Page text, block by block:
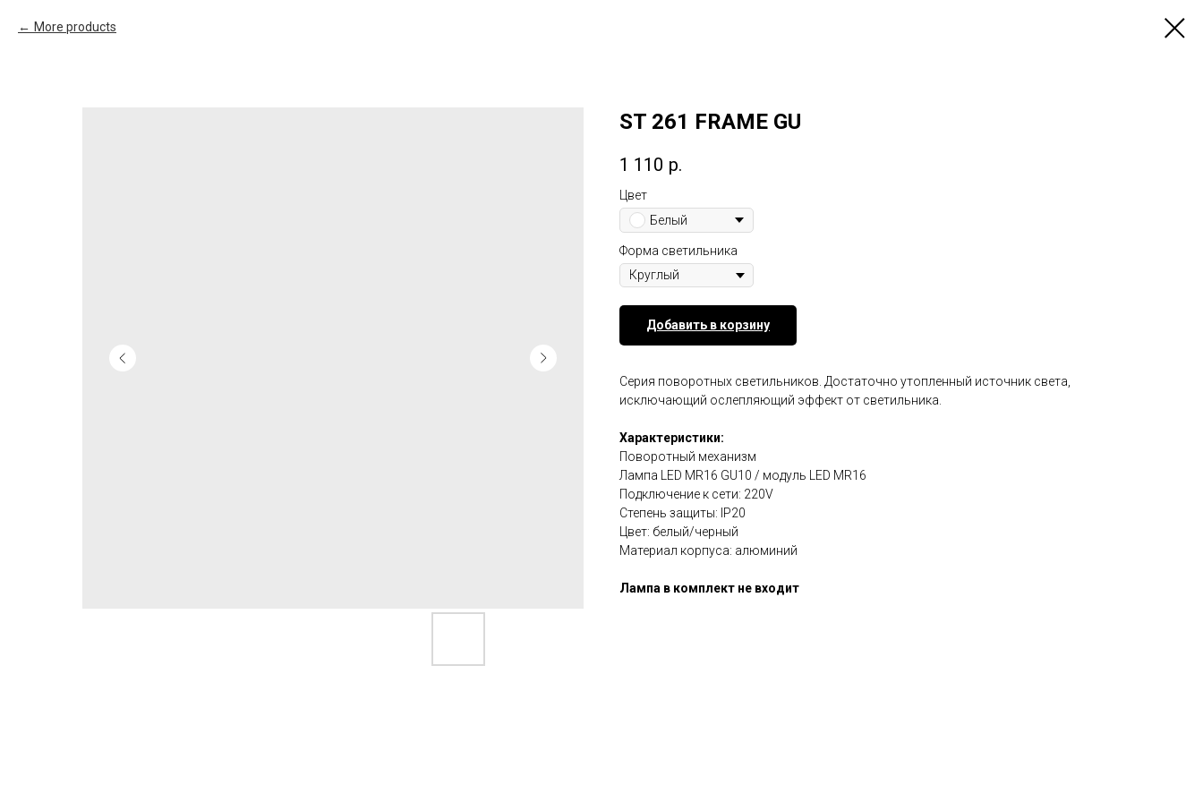
More products
ST 261 FRAME GU
1 110 р.
Цвет
Белый
Форма светильника
Добавить в корзину
Серия поворотных светильников. Достаточно утопленный источник света,
исключающий ослепляющий эффект от светильника.
Характеристики:
Поворотный механизм
Лампа LED MR16 GU10 / модуль LED MR16
Подключение к сети: 220V
Степень защиты: IP20
Цвет: белый/черный
Материал корпуса: алюминий
Лампа в комплект не входит